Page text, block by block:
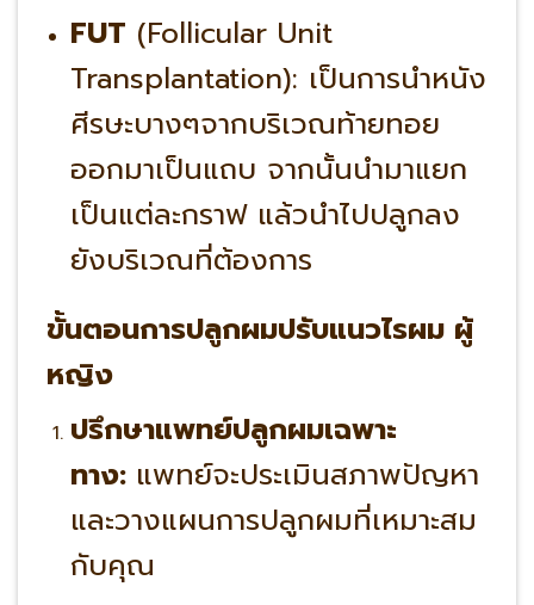
FUT (Follicular Unit
Transplantation): เป็นการนำหนัง
ศีรษะบางๆจากบริเวณท้ายทอย
ออกมาเป็นแถบ จากนั้นนำมาแยก
เป็นแต่ละกราฟ แล้วนำไปปลูกลง
ยังบริเวณที่ต้องการ
ขั้นตอนการปลูกผมปรับแนวไรผม ผู้
หญิง
ปรึกษาแพทย์ปลูกผมเฉพาะ
ทาง: แพทย์จะประเมินสภาพปัญหา
และวางแผนการปลูกผมที่เหมาะสม
กับคุณ